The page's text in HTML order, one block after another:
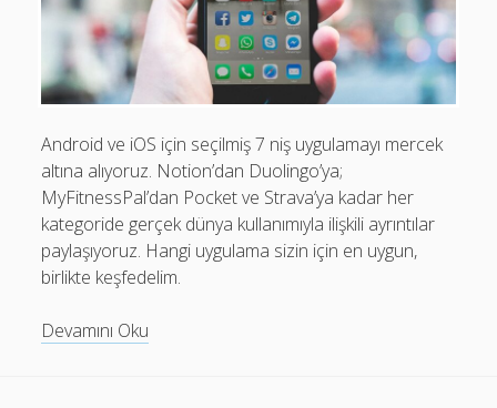
Android ve iOS için seçilmiş 7 niş uygulamayı mercek
altına alıyoruz. Notion’dan Duolingo’ya;
MyFitnessPal’dan Pocket ve Strava’ya kadar her
kategoride gerçek dünya kullanımıyla ilişkili ayrıntılar
paylaşıyoruz. Hangi uygulama sizin için en uygun,
birlikte keşfedelim.
Devamını Oku